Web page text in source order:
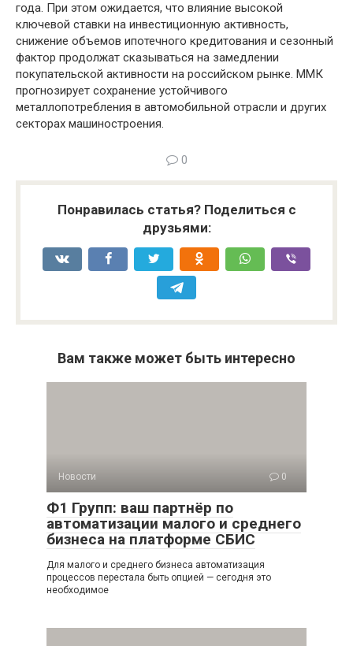
года. При этом ожидается, что влияние высокой
ключевой ставки на инвестиционную активность,
снижение объемов ипотечного кредитования и сезонный
фактор продолжат сказываться на замедлении
покупательской активности на российском рынке. ММК
прогнозирует сохранение устойчивого
металлопотребления в автомобильной отрасли и других
секторах машиностроения.
0
Понравилась статья? Поделиться с
друзьями:
Вам также может быть интересно
Новости 0
Ф1 Групп: ваш партнёр по
автоматизации малого и среднего
бизнеса на платформе СБИС
Для малого и среднего бизнеса автоматизация
процессов перестала быть опцией — сегодня это
необходимое